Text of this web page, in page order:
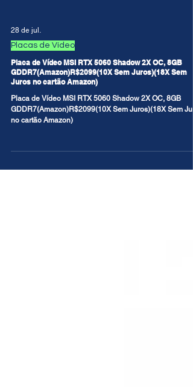
28 de jul.
Placas de Vídeo
Placa de Vídeo MSI RTX 5060 Shadow 2X OC, 8GB
GDDR7(Amazon)R$2099(10X Sem Juros)(18X Sem
Juros no cartão Amazon)
Placa de Vídeo MSI RTX 5060 Shadow 2X OC, 8GB